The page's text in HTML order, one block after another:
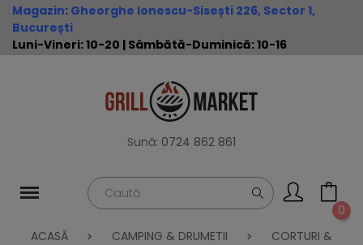
Magazin: Gheorghe Ionescu-Sisești 226, Sector 1,
București
Luni-Vineri: 10-20 | Sâmbătă-Duminică: 10-16
Sună: 0724 862 861
0
ACASĂ
CAMPING & DRUMETII
CORTURI &